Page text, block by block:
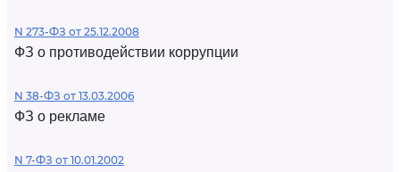
N 273-ФЗ от 25.12.2008
ФЗ о противодействии коррупции
N 38-ФЗ от 13.03.2006
ФЗ о рекламе
N 7-ФЗ от 10.01.2002